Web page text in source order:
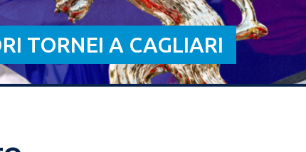
TORNEI A CAGLIARI